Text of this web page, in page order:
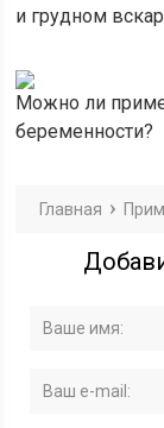
и грудном
Можно ли
беременности?
Главная